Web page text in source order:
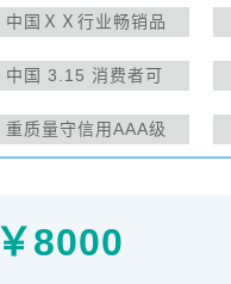
中国ＸＸ行业畅销品
中国 3.15 消费者可
重质量守信用AAA级
单位
￥8000